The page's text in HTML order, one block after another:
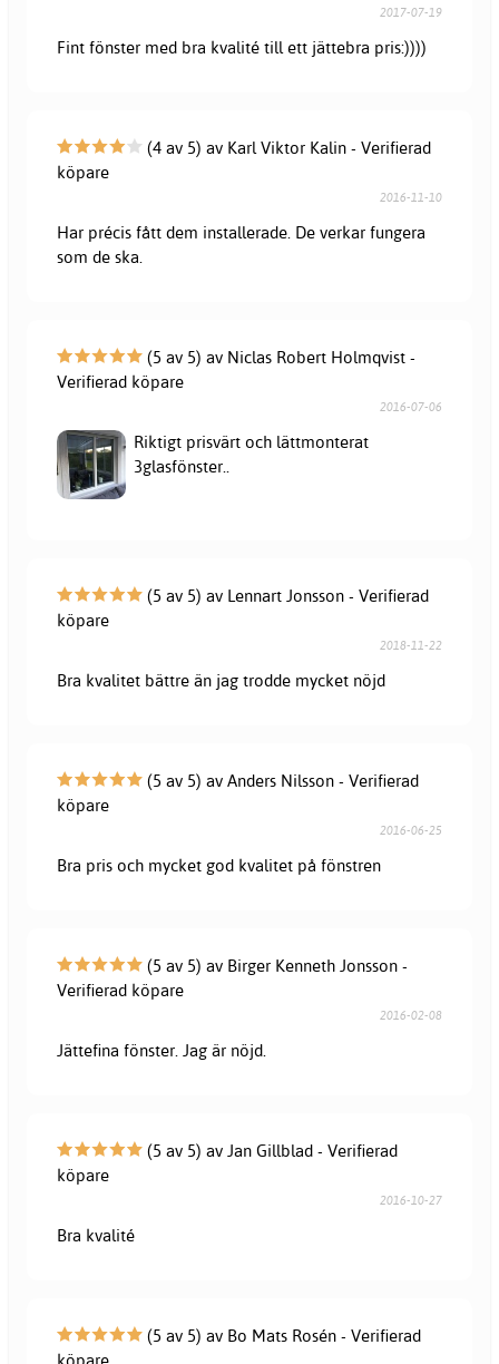
2017-07-19
Fint fönster med bra kvalité till ett jättebra pris:))))
(4 av 5) av Karl Viktor Kalin - Verifierad
köpare
2016-11-10
Har précis fått dem installerade. De verkar fungera
som de ska.
(5 av 5) av Niclas Robert Holmqvist -
Verifierad köpare
2016-07-06
Riktigt prisvärt och lättmonterat
3glasfönster..
(5 av 5) av Lennart Jonsson - Verifierad
köpare
2018-11-22
Bra kvalitet bättre än jag trodde mycket nöjd
(5 av 5) av Anders Nilsson - Verifierad
köpare
2016-06-25
Bra pris och mycket god kvalitet på fönstren
(5 av 5) av Birger Kenneth Jonsson -
Verifierad köpare
2016-02-08
Jättefina fönster. Jag är nöjd.
(5 av 5) av Jan Gillblad - Verifierad
köpare
2016-10-27
Bra kvalité
(5 av 5) av Bo Mats Rosén - Verifierad